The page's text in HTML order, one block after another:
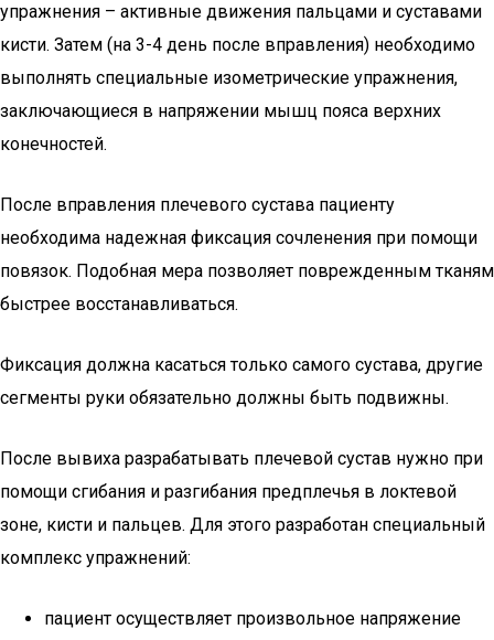
упражнения – активные движения пальцами и суставами
кисти. Затем (на 3-4 день после вправления) необходимо
выполнять специальные изометрические упражнения,
заключающиеся в напряжении мышц пояса верхних
конечностей.
После вправления плечевого сустава пациенту
необходима надежная фиксация сочленения при помощи
повязок. Подобная мера позволяет поврежденным тканям
быстрее восстанавливаться.
Фиксация должна касаться только самого сустава, другие
сегменты руки обязательно должны быть подвижны.
После вывиха разрабатывать плечевой сустав нужно при
помощи сгибания и разгибания предплечья в локтевой
зоне, кисти и пальцев. Для этого разработан специальный
комплекс упражнений:
пациент осуществляет произвольное напряжение